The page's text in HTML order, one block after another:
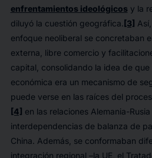
enfrentamientos ideológicosy la
diluyó la cuestión geográfica. [3]
enfoque neoliberal se concretaban
externa, libre comercio y
capital, consolidando la idea de
económica era un mecanismo de
puede verse en las raíces del
[4] en las relaciones Alemania-
interdependencias de balanza de
China. Además, se conformaban
integración regional –la UE, el